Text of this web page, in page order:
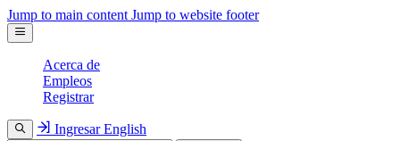
Jump to main content Jump to website footer
Acerca de
Empleos
Registrar
Ingresar English